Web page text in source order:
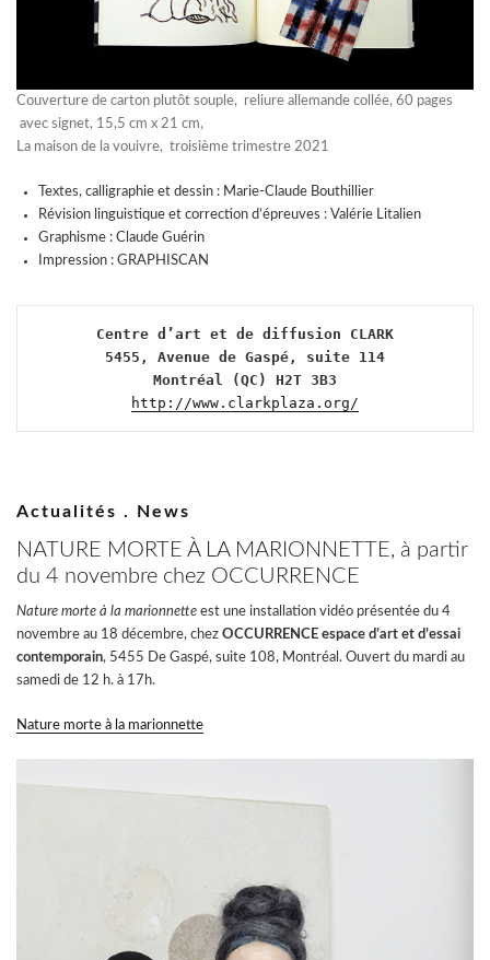
Couverture de carton plutôt souple, reliure allemande collée, 60 pages
avec signet, 15,5 cm x 21 cm,
La maison de la vouivre, troisième trimestre 2021
Textes, calligraphie et dessin : Marie-Claude Bouthillier
Révision linguistique et correction d’épreuves : Valérie Litalien
Graphisme : Claude Guérin
Impression : GRAPHISCAN
Centre d’art et de diffusion CLARK
5455, Avenue de Gaspé, suite 114
Montréal (QC) H2T 3B3
http://www.clarkplaza.org/
Actualités . News
NATURE MORTE À LA MARIONNETTE, à partir
du 4 novembre chez OCCURRENCE
Nature morte à la marionnette est une installation vidéo présentée du 4
novembre au 18 décembre, chez OCCURRENCE espace d’art et d’essai
contemporain, 5455 De Gaspé, suite 108, Montréal. Ouvert du mardi au
samedi de 12 h. à 17h.
Nature morte à la marionnette